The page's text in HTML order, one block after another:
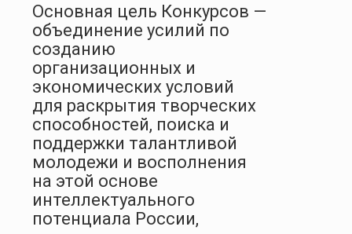
Основная цель Конкурсов —
объединение усилий по
созданию
организационных и
экономических условий
для раскрытия творческих
способностей, поиска и
поддержки талантливой
молодежи и восполнения
на этой основе
интеллектуального
потенциала России,